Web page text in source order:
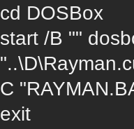
cd DOSBox
start /B ""
C
exit